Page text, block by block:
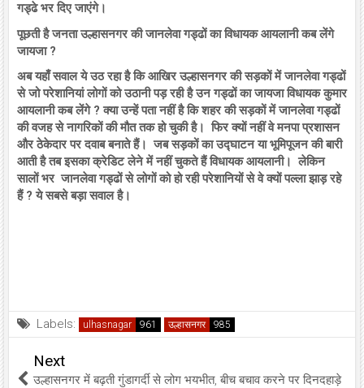
गड्ढे भर दिए जाएंगे।
पूछती है जनता उल्हासनगर की जानलेवा गड्ढों का विधायक आयलानी कब लेंगे
जायजा ?
अब यहाँ सवाल ये उठ रहा है कि आखिर उल्हासनगर की सड़कों में जानलेवा गड्ढों
से जो परेशानियां लोगों को उठानी पड़ रही है उन गड्ढों का जायजा विधायक कुमार
आयलानी कब लेंगे ? क्या उन्हें पता नहीं है कि शहर की सड़कों में जानलेवा गड्ढों
की वजह से नागरिकों की मौत तक हो चुकी है। फिर क्यों नहीं वे मनपा प्रशासन
और ठेकेदार पर दवाब बनाते हैं। जब सड़कों का उद्घाटन या भूमिपूजन की बारी
आती है तब इसका क्रेडिट लेने में नहीं चुकते हैं विधायक आयलानी। लेकिन
सालों भर जानलेवा गड्ढों से लोगों को हो रही परेशानियों से वे क्यों पल्ला झाड़ रहे
हैं ? ये सबसे बड़ा सवाल है।
Labels: ulhasnagar उल्हासनगर
Next
उल्हासनगर में बढ़ती गुंडागर्दी से लोग भयभीत, बीच बचाव करने पर दिनदहाड़े